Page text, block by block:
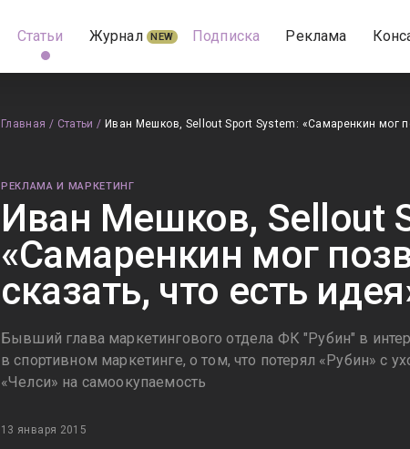
Статьи Журнал NEW Подписка Реклама
Главная / Статьи / Иван Мешков, Sellout Sport System: «Самаренкин мог
РЕКЛАМА И МАРКЕТИНГ
Иван Мешков, Sellout
«Самаренкин мог
сказать, что есть
Бывший глава маркетингового отдела ФК "Рубин" в
в спортивном маркетинге, о том, что потерял «Рубин»
«Челси» на самоокупаемость
13 января 2015